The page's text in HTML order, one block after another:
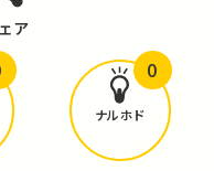
ア
どんな学びがありましたか？
ナルホド
0